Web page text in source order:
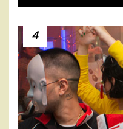
4